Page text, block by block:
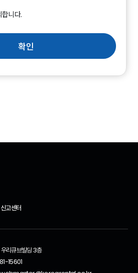
니다.
확인
신고센터
우리큐브빌딩 3층
15601